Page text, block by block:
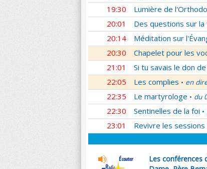
19:30 Lumière de
20:01 Des questions sur
20:14 Méditation sur
20:30 Chapelet pour les
21:01 Si tu savais le don
22:05 Les complies • en
22:35 Le martyrologe • du
22:30 Sentinelles de la foi •
23:01 Revivre les
Les conférences